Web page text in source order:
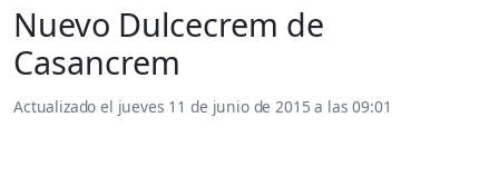
Nuevo Dulcecrem de
Casancrem
Actualizado el jueves 11 de junio de 2015 a las 09:01